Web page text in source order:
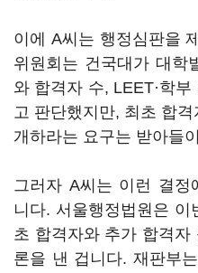
이에 A씨는 행정심판을
위원회는 건국대가 대학
와 합격자 수, LEET·학
고 판단했지만, 최초 합
개하라는 요구는 받아들
그러자 A씨는 이런 결정
니다. 서울행정법원은 이
초 합격자와 추가 합격자
론을 낸 겁니다. 재판부